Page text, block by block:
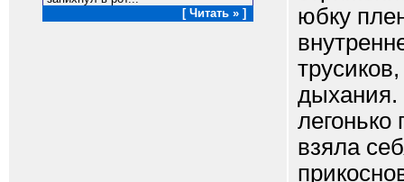
[ Читать » ]
юбку
дыхания.
взяла